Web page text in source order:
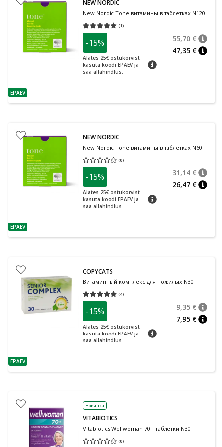
nõuanne
EPAEV
NEW NORDIC
New Nordic Tone витамины в таблетках N120
(1)
Средняя оценка 5.00
-15%
Alates 25€ ostukorvist
kasuta koodi EPAEV ja
saa allahindlus.
nõuanne
55,70 €
47,35 €
nõuanne
EPAEV
NEW NORDIC
New Nordic Tone витамины в таблетках N60
(0)
Средняя оценка 0.00
-15%
Alates 25€ ostukorvist
kasuta koodi EPAEV ja
saa allahindlus.
nõuanne
31,14 €
26,47 €
nõuanne
EPAEV
COPYCATS
Витаминный комплекс для пожилых N30
(4)
Средняя оценка 5.00
-15%
Alates 25€ ostukorvist
kasuta koodi EPAEV ja
saa allahindlus.
nõuanne
9,35 €
7,95 €
Новинка
VITABIOTICS
Vitabiotics Wellwoman 70+ таблетки N30
(0)
Средняя оценка 0.00